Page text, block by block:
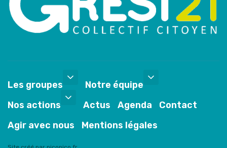
Les groupes
Notre équipe
Nos actions
Actus Agenda
Contact
Agir avec nous
Mentions légales